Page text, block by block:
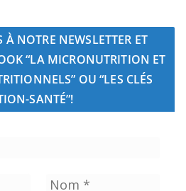
NOTRE NEWSLETTER ET
“LA MICRONUTRITION ET
OU “LES CLÉS
SANTÉ”!